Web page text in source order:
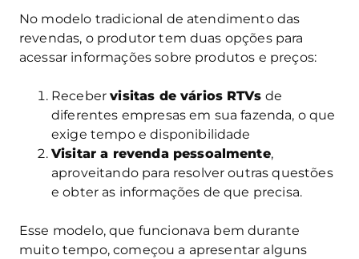
No modelo tradicional de atendimento das
revendas, o produtor tem duas opções para
acessar informações sobre produtos e preços:
Recebervisitas de vários RTVs de
diferentes empresas em sua fazenda, o que
exige tempo e disponibilidade
Visitar a revenda pessoalmente,
aproveitando para resolver outras questões
e obter as informações de que precisa.
Esse modelo, que funcionava bem durante
muito tempo, começou a apresentar alguns